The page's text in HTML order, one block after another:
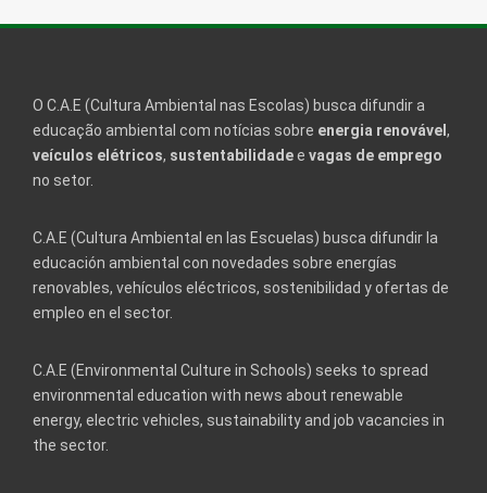
O C.A.E (Cultura Ambiental nas Escolas) busca difundir a
educação ambiental com notícias sobre energia renovável ,
veículos elétricos, sustentabilidadee vagas de emprego
no setor.
C.A.E (Cultura Ambiental en las Escuelas) busca difundir la
educación ambiental con novedades sobre energías
renovables, vehículos eléctricos, sostenibilidad y ofertas de
empleo en el sector.
C.A.E (Environmental Culture in Schools) seeks to spread
environmental education with news about renewable
energy, electric vehicles, sustainability and job vacancies in
the sector.